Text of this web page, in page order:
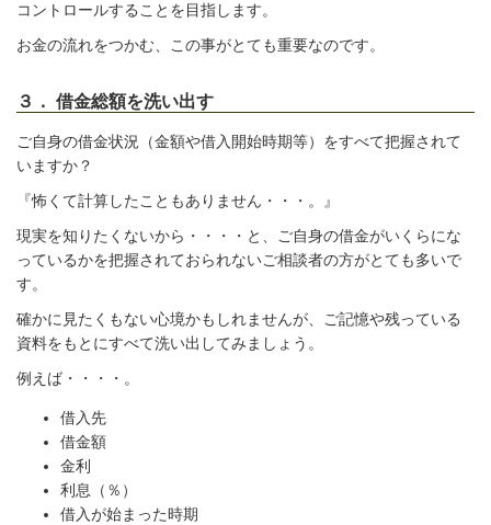
コントロールすることを目指します。
お金の流れをつかむ、この事がとても重要なのです。
３． 借金総額を洗い出す
ご自身の借金状況（金額や借入開始時期等）をすべて把握されて
いますか？
『怖くて計算したこともありません・・・。』
現実を知りたくないから・・・・と、ご自身の借金がいくらにな
っているかを把握されておられないご相談者の方がとても多いで
す。
確かに見たくもない心境かもしれませんが、ご記憶や残っている
資料をもとにすべて洗い出してみましょう。
例えば・・・・。
借入先
借金額
金利
利息（％）
借入が始まった時期